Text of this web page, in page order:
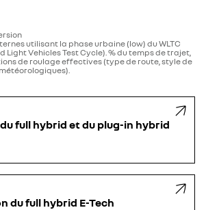
utilisant la phase urbaine (low) du WLTC
Light Vehicles Test Cycle). % du temps de trajet,
de roulage effectives (type de route, style de
full hybrid et du plug-in hybrid
du full hybrid E-Tech